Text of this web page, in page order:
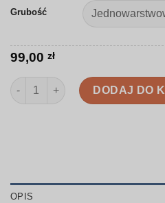
Grubość
99,00 zł
ilość Koc | Egzotyczne kwiaty
DODAJ DO
OPIS